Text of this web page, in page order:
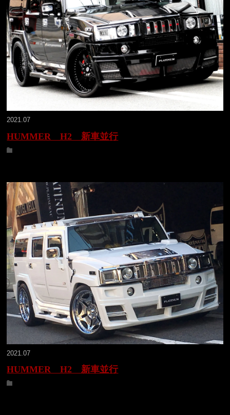
2021.07
HUMMER H2 新車並行
2021.07
HUMMER H2 新車並行